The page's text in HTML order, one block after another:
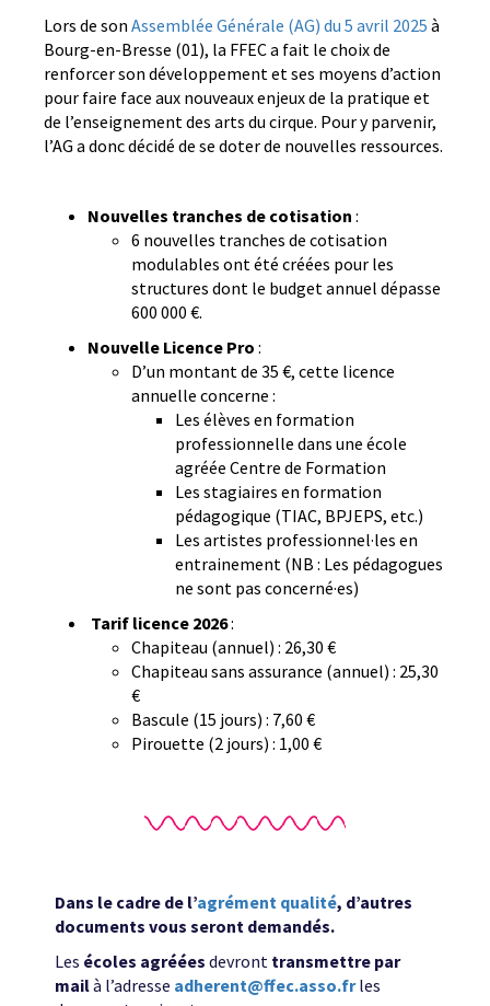
Lors de son Assemblée Générale (AG) du 5 avril 2025 à
Bourg-en-Bresse (01), la FFEC a fait le choix de
renforcer son développement et ses moyens d’action
pour faire face aux nouveaux enjeux de la pratique et
de l’enseignement des arts du cirque. Pour y parvenir,
l’AG a donc décidé de se doter de nouvelles ressources.
Nouvelles tranches de cotisation :
6 nouvelles tranches de cotisation
modulables ont été créées pour les
structures dont le budget annuel dépasse
600 000 €.
Nouvelle Licence Pro :
D’un montant de 35 €, cette licence
annuelle concerne :
Les élèves en formation
professionnelle dans une école
agréée Centre de Formation
Les stagiaires en formation
pédagogique (TIAC, BPJEPS, etc.)
Les artistes professionnel·les en
entrainement (NB : Les pédagogues
ne sont pas concerné·es)
Tarif licence 2026:
Chapiteau (annuel) : 26,30 €
Chapiteau sans assurance (annuel) : 25,30
€
Bascule (15 jours) : 7,60 €
Pirouette (2 jours) : 1,00 €
Dans le cadre de l’agrément qualité, d’autres
documents vous seront demandés.
Les écoles agréées devront transmettre par
mailà l’adresse adherent@ffec.asso.frles